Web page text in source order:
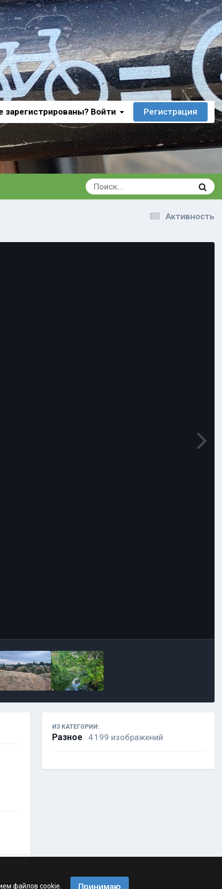
зарегистрированы? Войти Регистрация
Активность
ИЗ КАТЕГОРИИ:
Разное · 4 199 изображений
файлов cookie. Принимаю